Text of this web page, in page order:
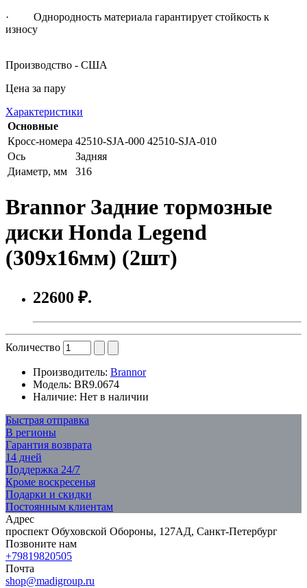
· Однородность материала гарантирует стойкость к
износу
Производство - США
Цена за пару
Характеристики
Основные
Кросс-номера 42510-SJA-000 42510-SJA-010
Ось
Задняя
Диаметр, мм
316
Brannor Задние тормозные
диски Honda Legend
(309x16мм) (2шт)
22600 ₽.
Количество
Производитель: Brannor
Модель: BR9.0674
Наличие: Нет в наличии
Быстрая отправка
В регионы
Гарантия возврата
14 дней
Поддержка 24/7
Кроме воскресенья
Подарки и скидки
Постоянным клиентам
Адрес
проспект Обуховской Обороны, 127АД, Санкт-Петербург
Позвоните нам
+79819820505
Почта
shop@madigroup.ru